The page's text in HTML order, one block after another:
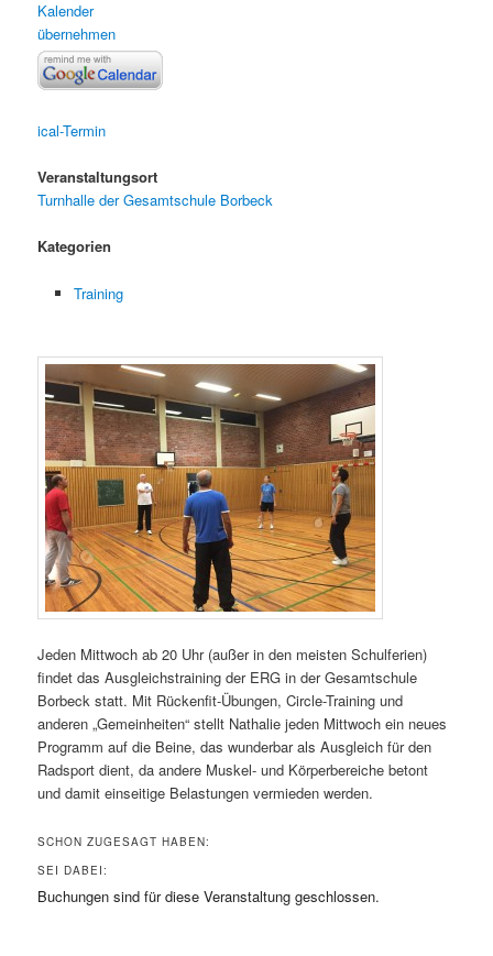
Kalender
übernehmen
ical-Termin
Veranstaltungsort
Turnhalle der Gesamtschule Borbeck
Kategorien
Training
Jeden Mittwoch ab 20 Uhr (außer in den meisten Schulferien)
findet das Ausgleichstraining der ERG in der Gesamtschule
Borbeck statt. Mit Rückenfit-Übungen, Circle-Training und
anderen „Gemeinheiten“ stellt Nathalie jeden Mittwoch ein neues
Programm auf die Beine, das wunderbar als Ausgleich für den
Radsport dient, da andere Muskel- und Körperbereiche betont
und damit einseitige Belastungen vermieden werden.
SCHON ZUGESAGT HABEN:
SEI DABEI:
Buchungen sind für diese Veranstaltung geschlossen.